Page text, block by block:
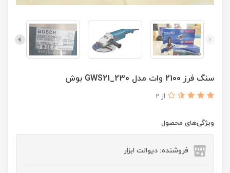
سنگ فرز 2100 وات مدل GWS21_230 بوش
از 2
ویژگی‌های محصول
فروشنده: دیوالت ابزار